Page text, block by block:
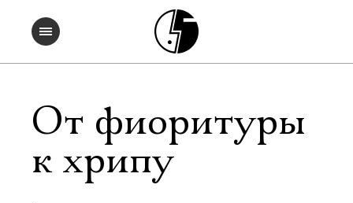
От фиоритуры
к хрипу